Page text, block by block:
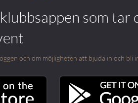
som tar
och om möjligheten att bjuda in och bli